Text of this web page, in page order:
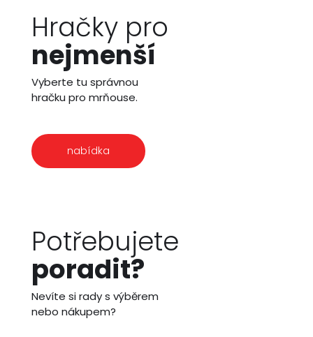
Hračky pro
nejmenší
Vyberte tu správnou
hračku pro mrňouse.
nabídka
Potřebujete
poradit?
Nevíte si rady s výběrem
nebo nákupem?